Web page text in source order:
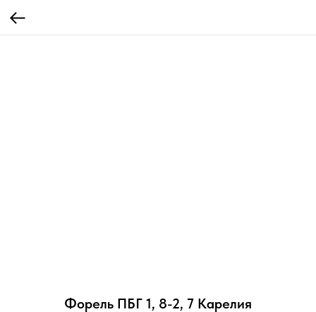
Форель ПБГ 1, 8-2, 7 Карелия